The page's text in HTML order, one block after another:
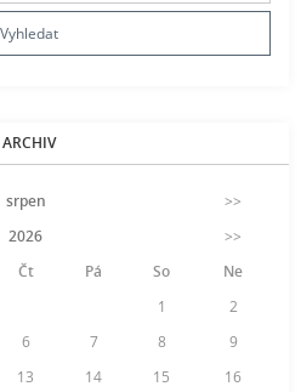
ARCHIV
srpen
>>
2026
>>
Čt Pá So
Ne
1
2
6 7 8
9
13 14 15
16